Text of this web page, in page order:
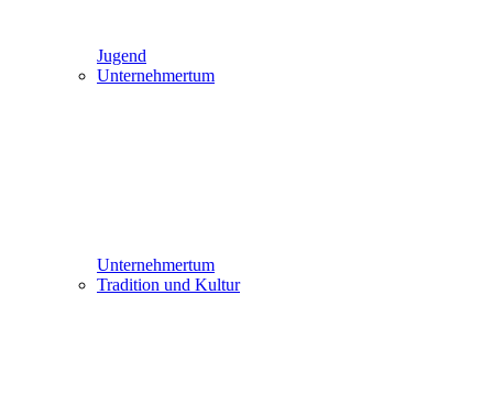
Jugend
Unternehmertum
Unternehmertum
Tradition und Kultur